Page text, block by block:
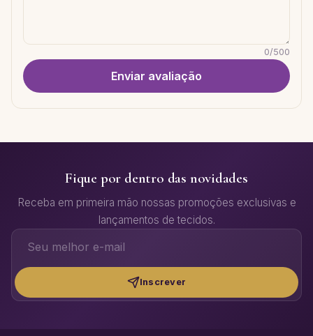
0/500
Enviar avaliação
Fique por dentro das novidades
Receba em primeira mão nossas promoções exclusivas e
lançamentos de tecidos.
Inscrever